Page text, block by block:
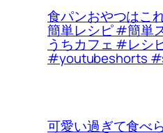
食パンおやつはこ
簡単レシピ #簡単
うちカフェ #レシ
#youtubeshorts
可愛い過ぎて食べ